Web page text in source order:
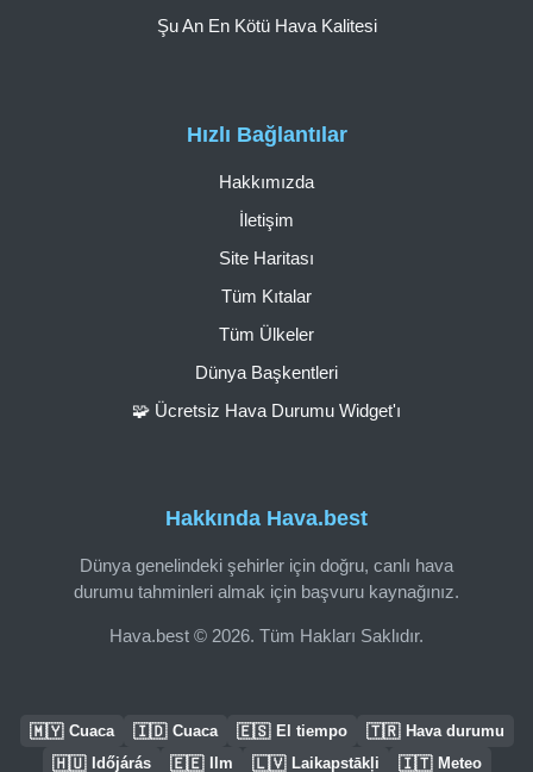
Hakkında Hava.best
Dünya genelindeki şehirler için doğru, canlı hava
durumu tahminleri almak için başvuru kaynağınız.
Hava.best © 2026. Tüm Hakları Saklıdır.
Hızlı Bağlantılar
Hakkımızda
İletişim
Site Haritası
Tüm Kıtalar
Tüm Ülkeler
Dünya Başkentleri
🧩 Ücretsiz Hava Durumu Widget'ı
Şu An En Kötü Hava Kalitesi
🇲🇾 Cuaca 🇮🇩 Cuaca 🇪🇸 El tiempo 🇹🇷 Hava durumu
🇭🇺 Időjárás 🇪🇪 Ilm 🇱🇻 Laikapstākļi 🇮🇹 Meteo